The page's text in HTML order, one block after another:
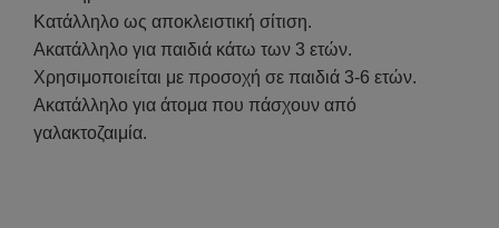
Κατάλληλο ως αποκλειστική σίτιση.
Ακατάλληλο για παιδιά κάτω των 3 ετών.
Χρησιμοποιείται με προσοχή σε παιδιά 3-6 ετών.
Ακατάλληλο για άτομα που πάσχουν από
γαλακτοζαιμία.